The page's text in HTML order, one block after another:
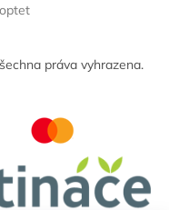
práva vyhrazena.